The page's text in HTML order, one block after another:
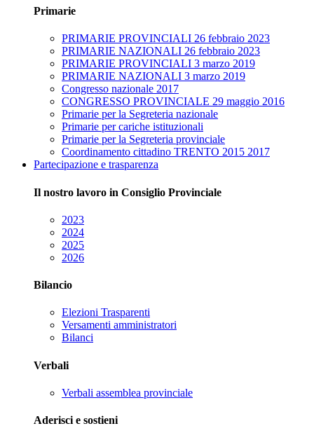
Primarie
PRIMARIE PROVINCIALI 26 febbraio 2023
PRIMARIE NAZIONALI 26 febbraio 2023
PRIMARIE PROVINCIALI 3 marzo 2019
PRIMARIE NAZIONALI 3 marzo 2019
Congresso nazionale 2017
CONGRESSO PROVINCIALE 29 maggio 2016
Primarie per la Segreteria nazionale
Primarie per cariche istituzionali
Primarie per la Segreteria provinciale
Coordinamento cittadino TRENTO 2015 2017
Partecipazione e trasparenza
Il nostro lavoro in Consiglio Provinciale
2023
2024
2025
2026
Bilancio
Elezioni Trasparenti
Versamenti amministratori
Bilanci
Verbali
Verbali assemblea provinciale
Aderisci e sostieni